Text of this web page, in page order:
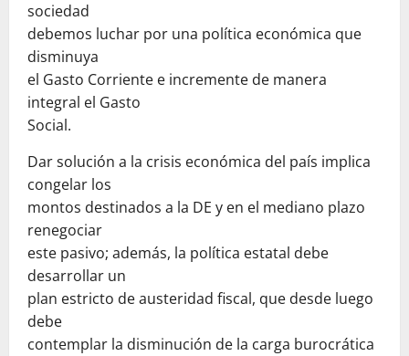
sociedad
debemos luchar por una política económica que
disminuya
el Gasto Corriente e incremente de manera
integral el Gasto
Social.
Dar solución a la crisis económica del país implica
congelar los
montos destinados a la DE y en el mediano plazo
renegociar
este pasivo; además, la política estatal debe
desarrollar un
plan estricto de austeridad fiscal, que desde luego
debe
contemplar la disminución de la carga burocrática